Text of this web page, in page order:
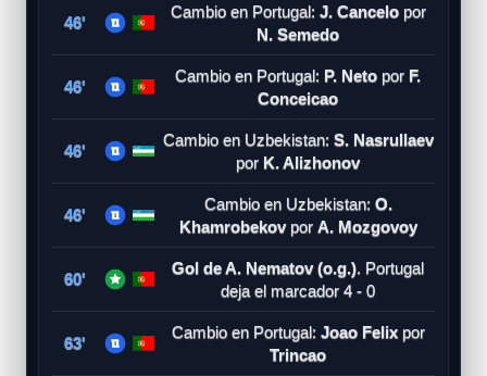
46'
Cambio en Portugal: J. Cancelopor
N. Semedo
46'
Cambio en Portugal: P. Neto por F.
Conceicao
46'
Cambio en Uzbekistan: S. Nasrullaev
por K. Alizhonov
46'
Cambio en Uzbekistan: O.
Khamrobekovpor A. Mozgovoy
60'
Gol de A. Nematov (o.g.). Portugal
deja el marcador 4 - 0
63'
Cambio en Portugal: Joao Felixpor
Trincao